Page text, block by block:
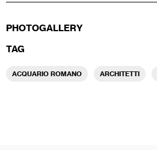
PHOTOGALLERY
TAG
ACQUARIO ROMANO ARCHITETTI